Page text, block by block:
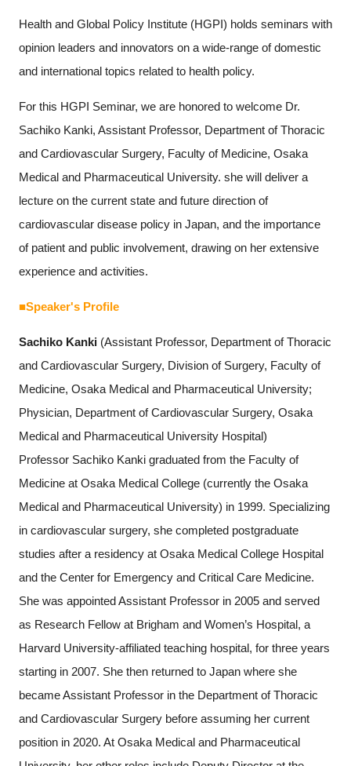
Health and Global Policy Institute (HGPI) holds seminars with
opinion leaders and innovators on a wide-range of domestic
and international topics related to health policy.
For this HGPI Seminar, we are honored to welcome Dr.
Sachiko Kanki, Assistant Professor, Department of Thoracic
and Cardiovascular Surgery, Faculty of Medicine, Osaka
Medical and Pharmaceutical University. she will deliver a
lecture on the current state and future direction of
cardiovascular disease policy in Japan, and the importance
of patient and public involvement, drawing on her extensive
experience and activities.
■Speaker's Profile
Sachiko Kanki (Assistant Professor, Department of Thoracic
and Cardiovascular Surgery, Division of Surgery, Faculty of
Medicine, Osaka Medical and Pharmaceutical University;
Physician, Department of Cardiovascular Surgery, Osaka
Medical and Pharmaceutical University Hospital)
Professor Sachiko Kanki graduated from the Faculty of
Medicine at Osaka Medical College (currently the Osaka
Medical and Pharmaceutical University) in 1999. Specializing
in cardiovascular surgery, she completed postgraduate
studies after a residency at Osaka Medical College Hospital
and the Center for Emergency and Critical Care Medicine.
She was appointed Assistant Professor in 2005 and served
as Research Fellow at Brigham and Women’s Hospital, a
Harvard University-affiliated teaching hospital, for three years
starting in 2007. She then returned to Japan where she
became Assistant Professor in the Department of Thoracic
and Cardiovascular Surgery before assuming her current
position in 2020. At Osaka Medical and Pharmaceutical